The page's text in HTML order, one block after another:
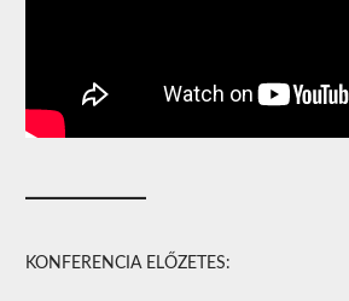
KONFERENCIA ELŐZETES: